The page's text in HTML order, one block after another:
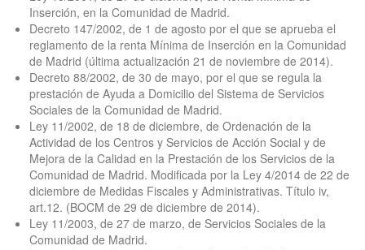
Inserción, en la Comunidad de Madrid.
Decreto 147/2002, de 1 de agosto por el que se aprueba el
reglamento de la renta Mínima de Inserción en la Comunidad
de Madrid (última actualización 21 de noviembre de 2014).
Decreto 88/2002, de 30 de mayo, por el que se regula la
prestación de Ayuda a Domicilio del Sistema de Servicios
Sociales de la Comunidad de Madrid.
Ley 11/2002, de 18 de diciembre, de Ordenación de la
Actividad de los Centros y Servicios de Acción Social y de
Mejora de la Calidad en la Prestación de los Servicios de la
Comunidad de Madrid. Modificada por la Ley 4/2014 de 22 de
diciembre de Medidas Fiscales y Administrativas. Título iv,
art.12. (BOCM de 29 de diciembre de 2014).
Ley 11/2003, de 27 de marzo, de Servicios Sociales de la
Comunidad de Madrid.